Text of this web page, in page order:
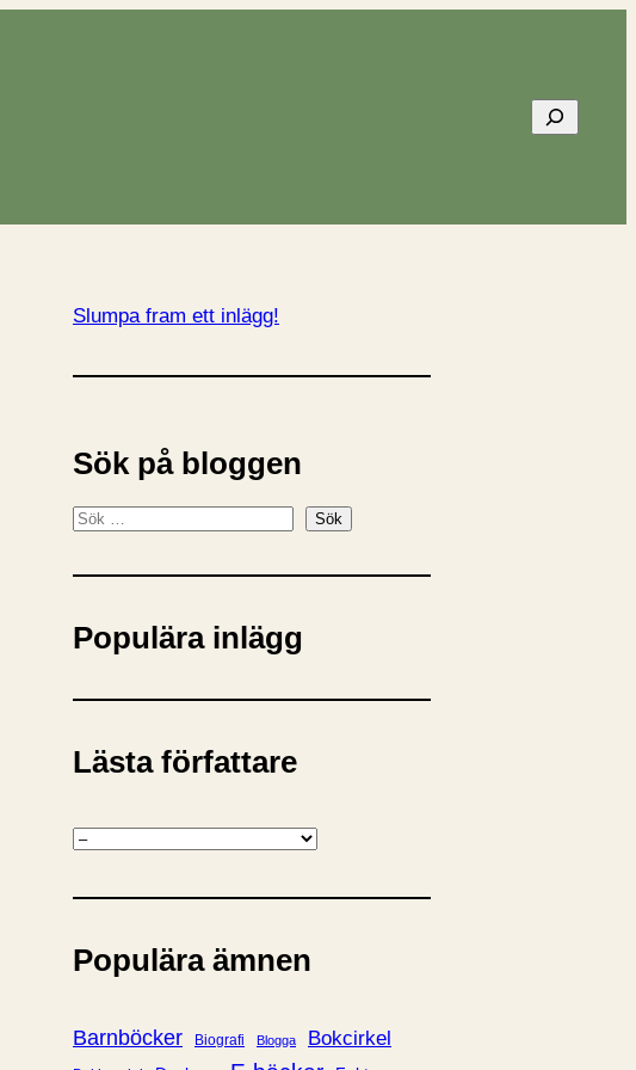
Sök
Slumpa fram ett inlägg!
Sök på bloggen
S
k
Sök
Populära inlägg
Lästa författare
K
t
g
i
Populära ämnen
Barnböcker Biografi Blogga Bokcirkel